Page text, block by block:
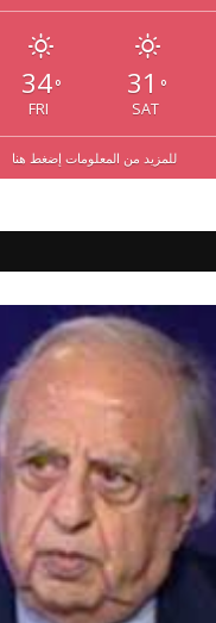
34°
FRI
31 °
SAT
للمزيد من المعلومات إضغط هنا